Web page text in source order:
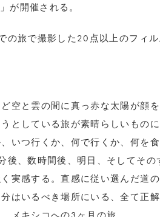
が開催される。
の旅で撮影した20点以上のフィ
空と雲の間に真っ赤な太陽が顔
としている旅が素晴らしいもの
いつ行くか、何で行くか、何を
後、数時間後、明日、そしてそ
実感する。直感に従い選んだ道
はいるべき場所にいる、全て正